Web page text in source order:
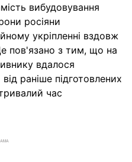
вибудовування
росіяни
укріпленні вздовж
пов'язано з тим, що на
вдалося
від раніше підготовлених
час